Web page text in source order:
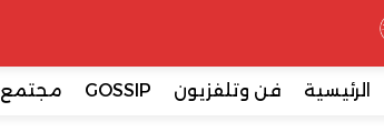
الرئيسية فن وتلفزيون GOSSIP مجتمع